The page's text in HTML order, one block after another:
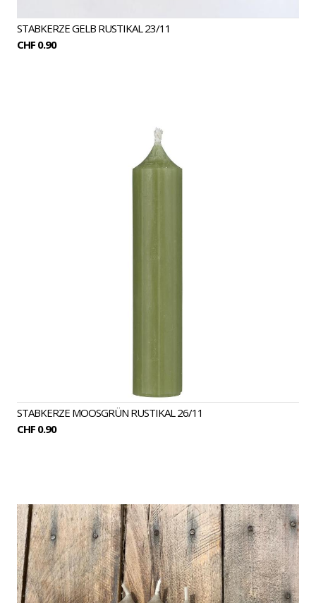
STABKERZE GELB RUSTIKAL 23/11
CHF 0.90
STABKERZE MOOSGRÜN RUSTIKAL 26/11
CHF 0.90